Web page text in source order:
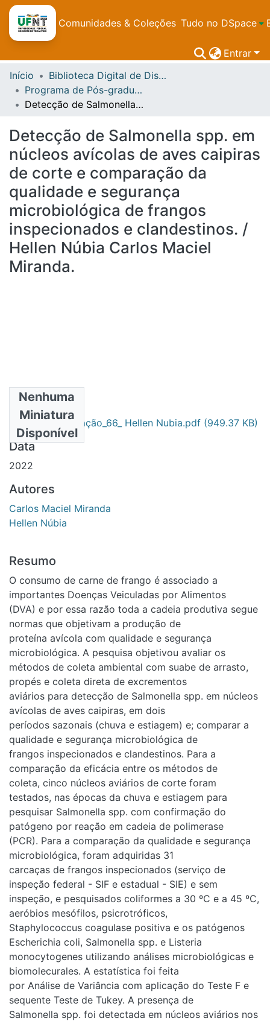
Comunidades & Coleções Tudo no DSpace
Entrar
Início
Biblioteca Digital de Dissertações e Teses da UFNT
Programa de Pós-graduação em Sanidade Animal e Saúde Pública nos Trópicos - PPGSaspt
Detecção de Salmonella spp. em núcleos avícolas de aves caipiras de corte e comparação da qualidade e segurança microbiológica de frangos inspecionados e clandestinos. / Hellen Núbia Carlos Maciel Miranda.
Detecção de Salmonella spp. em
núcleos avícolas de aves caipiras
de corte e comparação da
qualidade e segurança
microbiológica de frangos
inspecionados e clandestinos. /
Hellen Núbia Carlos Maciel
Miranda.
Nenhuma
Miniatura
Disponível
Arquivos
Dissertação_66_ Hellen Nubia.pdf (949.37 KB)
Data
2022
Autores
Carlos Maciel Miranda
Hellen Núbia
Resumo
O consumo de carne de frango é associado a
importantes Doenças Veiculadas por Alimentos
(DVA) e por essa razão toda a cadeia produtiva segue
normas que objetivam a produção de
proteína avícola com qualidade e segurança
microbiológica. A pesquisa objetivou avaliar os
métodos de coleta ambiental com suabe de arrasto,
propés e coleta direta de excrementos
aviários para detecção de Salmonella spp. em núcleos
avícolas de aves caipiras, em dois
períodos sazonais (chuva e estiagem) e; comparar a
qualidade e segurança microbiológica de
frangos inspecionados e clandestinos. Para a
comparação da eficácia entre os métodos de
coleta, cinco núcleos aviários de corte foram
testados, nas épocas da chuva e estiagem para
pesquisar Salmonella spp. com confirmação do
patógeno por reação em cadeia de polimerase
(PCR). Para a comparação da qualidade e segurança
microbiológica, foram adquiridas 31
carcaças de frangos inspecionados (serviço de
inspeção federal - SIF e estadual - SIE) e sem
inspeção, e pesquisados coliformes a 30 ºC e a 45 ºC,
aeróbios mesófilos, psicrotróficos,
Staphylococcus coagulase positiva e os patógenos
Escherichia coli, Salmonella spp. e Listeria
monocytogenes utilizando análises microbiológicas e
biomolecurales. A estatística foi feita
por Análise de Variância com aplicação do Teste F e
sequente Teste de Tukey. A presença de
Salmonella spp. foi detectada em núcleos aviários nos